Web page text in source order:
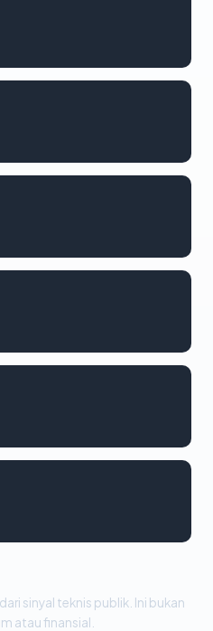
sinyal teknis publik. Ini bukan
atau finansial.